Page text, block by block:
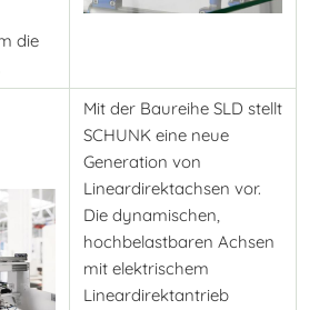
die
Mit der Baureihe SLD stellt
SCHUNK eine neue
Generation von
Lineardirektachsen vor.
Die dynamischen,
hochbelastbaren Achsen
mit elektrischem
Lineardirektantrieb